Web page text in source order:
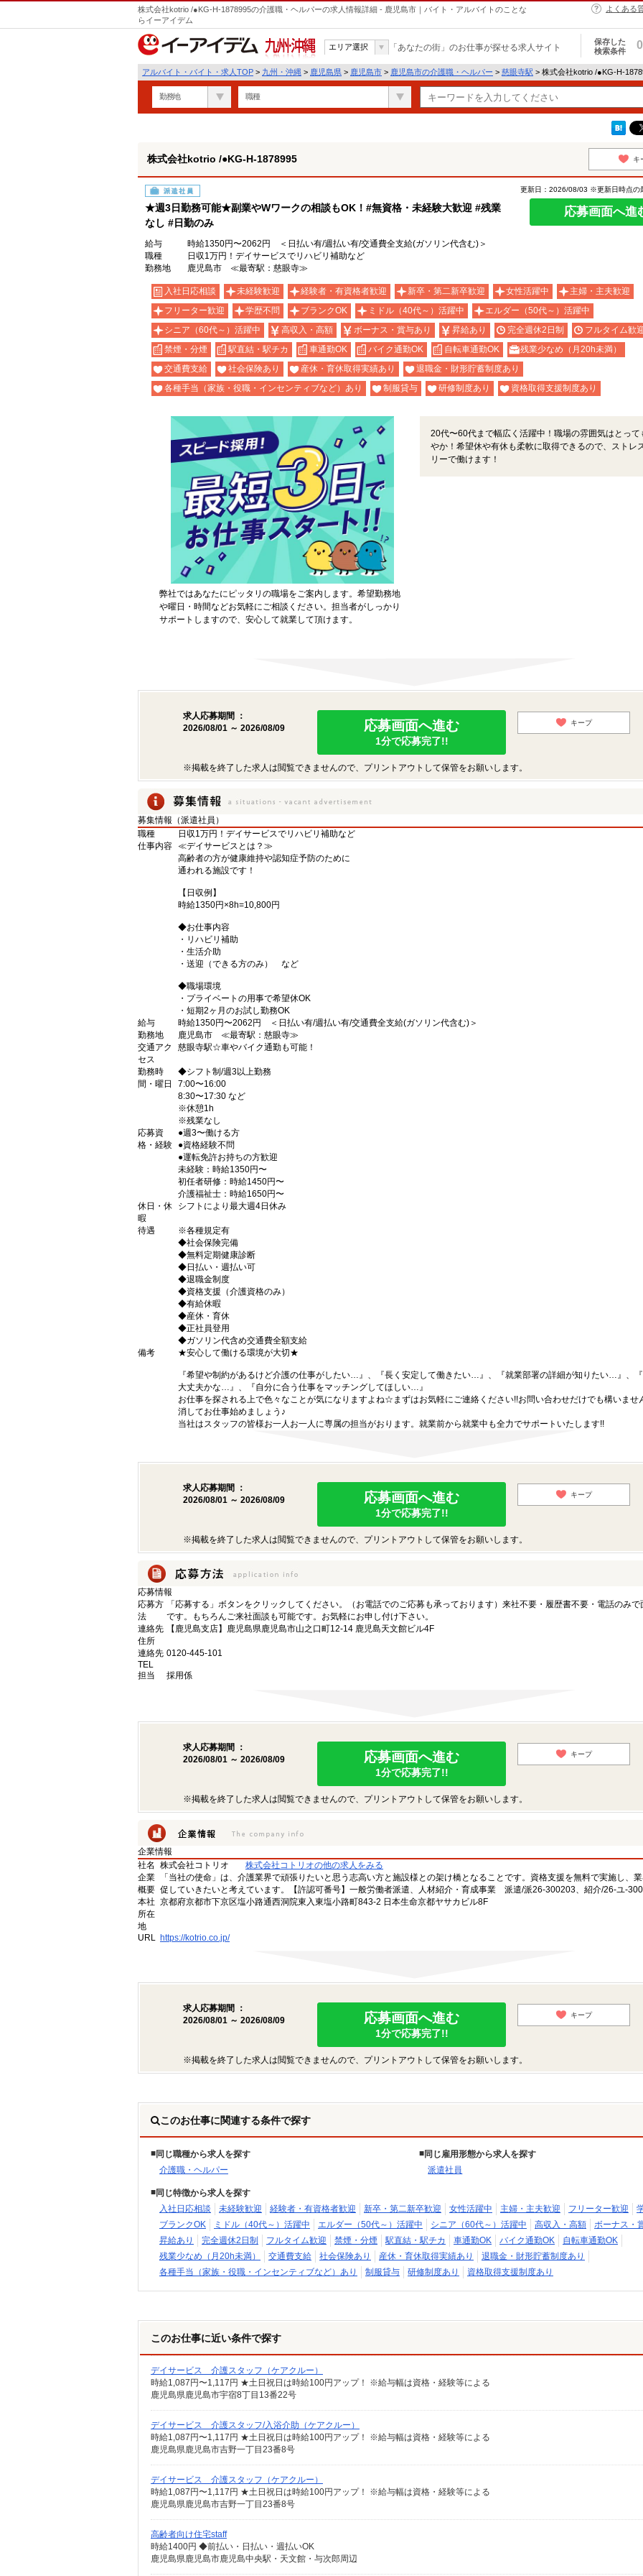
株式会社kotrio /●KG-H-1878995の介護職・ヘルパーの求人情報詳細 - 鹿児島市｜バイト・アルバイトのことな
らイーアイデム
よくある
九州・沖縄
エリア選択 「あなたの街」のお仕事が探せる求人サイト
保存した
検索条件
0
アルバイト・バイト・求人TOP > 九州・沖縄 > 鹿児島県 > 鹿児島市 > 鹿児島市の介護職・ヘルパー > 慈眼寺駅 > 株式会社kotrio /●KG-H-
勤務地 職種
株式会社kotrio /●KG-H-1878995 キ
派遣社員
★週3日勤務可能★副業やWワークの相談もOK！#無資格・未経験大歓迎 #残業
なし #日勤のみ
更新日：2026/08/03 ※更新日時点の
応募画面へ進
給与
時給1350円〜2062円 ＜日払い有/週払い有/交通費全支給(ガソリン代含む)＞
職種
日収1万円！デイサービスでリハビリ補助など
勤務地
鹿児島市 ≪最寄駅：慈眼寺≫
入社日応相談 未経験歓迎 経験者・有資格者歓迎 新卒・第二新卒歓迎 女性活躍中
主婦・主夫歓迎
フリーター歓迎
学歴不問 ブランクOK ミドル（40代～）活躍中
エルダー（50代～）活躍中
シニア（60代～）活躍中
高収入・高額 ボーナス・賞与あり 昇給あり 完全週休2日制
フルタイム歓
禁煙・分煙
駅直結・駅チカ 車通勤OK バイク通勤OK 自転車通勤OK
残業少なめ（月20h未満）
交通費支給
社会保険あり 産休・育休取得実績あり
退職金・財形貯蓄制度あり
各種手当（家族・役職・インセンティブなど）あり
制服貸与 研修制度あり 資格取得支援制度あり
弊社ではあなたにピッタリの職場をご案内します。希望勤務地
や曜日・時間などお気軽にご相談ください。担当者がしっかり
サポートしますので、安心して就業して頂けます。
20代〜60代まで幅広く活躍中！職場の雰囲気はとって
やか！希望休や有休も柔軟に取得できるので、ストレ
リーで働けます！
求人応募期間 ：
2026/08/01 ～ 2026/08/09
応募画面へ進む
1分で応募完了!!
キープ
※掲載を終了した求人は閲覧できませんので、プリントアウトして保管をお願いします。
募集情報（派遣社員）
職種
日収1万円！デイサービスでリハビリ補助など
仕事内容
≪デイサービスとは？≫
高齢者の方が健康維持や認知症予防のために
通われる施設です！
【日収例】
時給1350円×8h=10,800円
◆お仕事内容
・リハビリ補助
・生活介助
・送迎（できる方のみ） など
◆職場環境
・プライベートの用事で希望休OK
・短期2ヶ月のお試し勤務OK
給与
時給1350円〜2062円 ＜日払い有/週払い有/交通費全支給(ガソリン代含む)＞
勤務地
鹿児島市 ≪最寄駅：慈眼寺≫
交通アク
セス
慈眼寺駅☆車やバイク通勤も可能！
勤務時
間・曜日
◆シフト制/週3以上勤務
7:00〜16:00
8:30〜17:30 など
※休憩1h
※残業なし
応募資
格・経験
●週3〜働ける方
●資格経験不問
●運転免許お持ちの方歓迎
未経験：時給1350円〜
初任者研修：時給1450円〜
介護福祉士：時給1650円〜
休日・休
暇
シフトにより最大週4日休み
待遇
※各種規定有
◆社会保険完備
◆無料定期健康診断
◆日払い・週払い可
◆退職金制度
◆資格支援（介護資格のみ）
◆有給休暇
◆産休・育休
◆正社員登用
◆ガソリン代含め交通費全額支給
備考
★安心して働ける環境が大切★
『希望や制約があるけど介護の仕事がしたい…』、『長く安定して働きたい…』、『就業部署の詳細が知りたい…』、
大丈夫かな…』、『自分に合う仕事をマッチングしてほしい…』
お仕事を探される上で色々なことが気になりますよね☆まずはお気軽にご連絡ください!!お問い合わせだけでも構いませ
消してお仕事始めましょう♪
当社はスタッフの皆様お一人お一人に専属の担当がおります。就業前から就業中も全力でサポートいたします!!
求人応募期間 ：
2026/08/01 ～ 2026/08/09
応募画面へ進む
1分で応募完了!!
キープ
※掲載を終了した求人は閲覧できませんので、プリントアウトして保管をお願いします。
応募情報
応募方
法
「応募する」ボタンをクリックしてください。（お電話でのご応募も承っております）来社不要・履歴書不要・電話のみで
です。もちろんご来社面談も可能です。お気軽にお申し付け下さい。
連絡先
住所
【鹿児島支店】鹿児島県鹿児島市山之口町12-14 鹿児島天文館ビル4F
連絡先
TEL
0120-445-101
担当 採用係
求人応募期間 ：
2026/08/01 ～ 2026/08/09
応募画面へ進む
1分で応募完了!!
キープ
※掲載を終了した求人は閲覧できませんので、プリントアウトして保管をお願いします。
企業情報
社名
株式会社コトリオ
株式会社コトリオの他の求人をみる
企業
概要
「当社の使命」は、介護業界で頑張りたいと思う志高い方と施設様との架け橋となることです。資格支援を無料で実施し、
促していきたいと考えています。【許認可番号】一般労働者派遣、人材紹介・育成事業 派遣/派26-300203、紹介/26-ユ-
本社
所在
地
京都府京都市下京区塩小路通西洞院東入東塩小路町843-2 日本生命京都ヤサカビル8F
URL https://kotrio.co.jp/
求人応募期間 ：
2026/08/01 ～ 2026/08/09
応募画面へ進む
1分で応募完了!!
キープ
※掲載を終了した求人は閲覧できませんので、プリントアウトして保管をお願いします。
このお仕事に関連する条件で探す
同じ職種から求人を探す
介護職・ヘルパー
同じ雇用形態から求人を探す
派遣社員
同じ特徴から求人を探す
入社日応相談
未経験歓迎 経験者・有資格者歓迎 新卒・第二新卒歓迎 女性活躍中 主婦・主夫歓迎 フリーター歓迎
ブランクOK
ミドル（40代～）活躍中 エルダー（50代～）活躍中 シニア（60代～）活躍中 高収入・高額
ボーナス・
昇給あり
完全週休2日制 フルタイム歓迎 禁煙・分煙 駅直結・駅チカ 車通勤OK バイク通勤OK
自転車通勤OK
残業少なめ（月20h未満）
交通費支給 社会保険あり 産休・育休取得実績あり
退職金・財形貯蓄制度あり
各種手当（家族・役職・インセンティブなど）あり
制服貸与 研修制度あり 資格取得支援制度あり
このお仕事に近い条件で探す
デイサービス 介護スタッフ（ケアクルー）
時給1,087円〜1,117円 ★土日祝日は時給100円アップ！ ※給与幅は資格・経験等による
鹿児島県鹿児島市宇宿8丁目13番22号
デイサービス 介護スタッフ/入浴介助（ケアクルー）
時給1,087円〜1,117円 ★土日祝日は時給100円アップ！ ※給与幅は資格・経験等による
鹿児島県鹿児島市吉野一丁目23番8号
デイサービス 介護スタッフ（ケアクルー）
時給1,087円〜1,117円 ★土日祝日は時給100円アップ！ ※給与幅は資格・経験等による
鹿児島県鹿児島市吉野一丁目23番8号
高齢者向け住宅staff
時給1400円 ◆前払い・日払い・週払いOK
鹿児島県鹿児島市鹿児島中央駅・天文館・与次郎周辺